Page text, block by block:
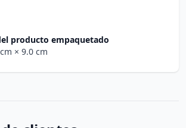
producto empaquetado
× 9.0 cm